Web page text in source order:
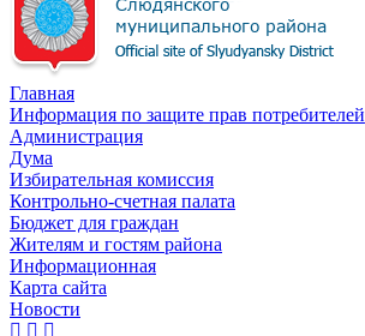
Главная
Информация по защите прав потребителей
Администрация
Дума
Избирательная комиссия
Контрольно-счетная палата
Бюджет для граждан
Жителям и гостям района
Информационная
Карта сайта
Новости